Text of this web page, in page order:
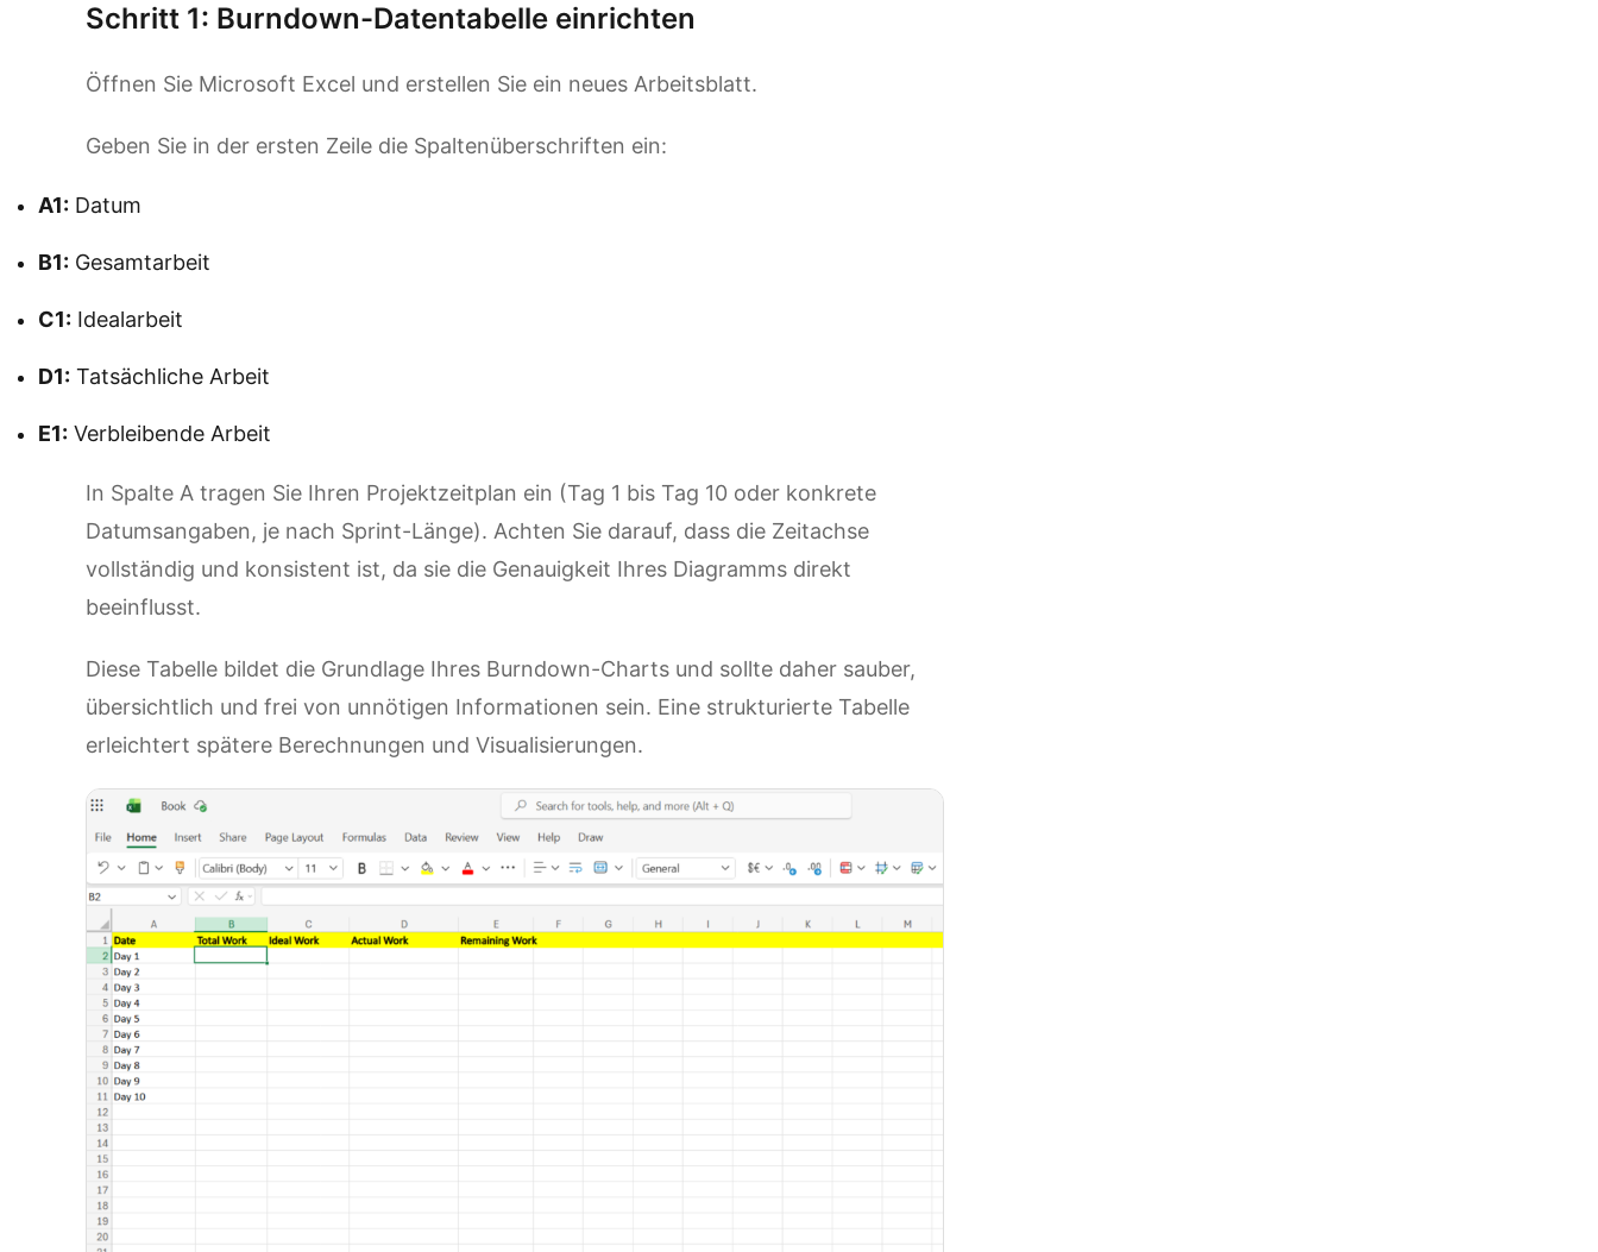
Schritt 1: Burndown-Datentabelle einrichten
Öffnen Sie Microsoft Excel und erstellen Sie ein neues Arbeitsblatt.
Geben Sie in der ersten Zeile die Spaltenüberschriften ein:
A1: Datum
B1: Gesamtarbeit
C1: Idealarbeit
D1: Tatsächliche Arbeit
E1: Verbleibende Arbeit
In Spalte A tragen Sie Ihren Projektzeitplan ein (Tag 1 bis Tag 10 oder konkrete
Datumsangaben, je nach Sprint-Länge). Achten Sie darauf, dass die Zeitachse
vollständig und konsistent ist, da sie die Genauigkeit Ihres Diagramms direkt
beeinflusst.
Diese Tabelle bildet die Grundlage Ihres Burndown-Charts und sollte daher sauber,
übersichtlich und frei von unnötigen Informationen sein. Eine strukturierte Tabelle
erleichtert spätere Berechnungen und Visualisierungen.